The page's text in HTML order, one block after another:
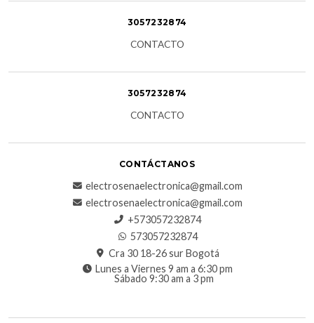
3057232874
CONTACTO
3057232874
CONTACTO
CONTÁCTANOS
electrosenaelectronica@gmail.com
electrosenaelectronica@gmail.com
+573057232874
573057232874
Cra 30 18-26 sur Bogotá
Lunes a Viernes 9 am a 6:30 pm
Sábado 9:30 am a 3 pm